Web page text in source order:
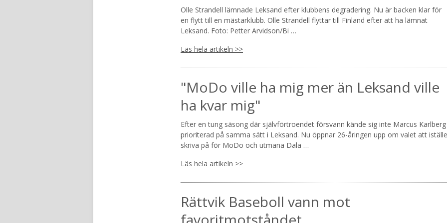
Olle Strandell lämnade Leksand efter klubbens degradering. Nu är backen klar för
en flytt till en mästarklubb. Olle Strandell flyttar till Finland efter att ha lämnat
Leksand. Foto: Petter Arvidson/Bi …
Läs hela artikeln >>
"MoDo ville ha mig mer än Leksand ville
ha kvar mig"
Efter en tung säsong där självförtroendet försvann kände sig inte Marcus Karlberg
prioriterad på samma sätt i Leksand. Nu öppnar 26-åringen upp om valet att
skriva på för MoDo och utmana Dala …
Läs hela artikeln >>
Rättvik Baseboll vann mot